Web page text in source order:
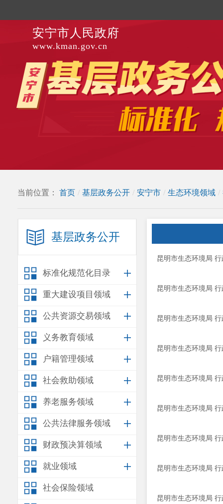
安宁市人民政府
www.kman.gov.cn
当前位置： 首页 / 基层政务公开 / 安宁市 / 生态环境领域 /
基层政务公开
标准化规范化目录
重大建设项目领域
公共资源交易领域
义务教育领域
户籍管理领域
社会救助领域
养老服务领域
公共法律服务领域
财政预决算领域
就业领域
社会保险领域
昆明市生态环境局
昆明市生态环境局
昆明市生态环境局
昆明市生态环境局
昆明市生态环境局
昆明市生态环境局
昆明市生态环境局
昆明市生态环境局
昆明市生态环境局